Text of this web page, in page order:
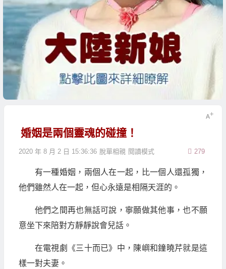
婚姻是兩個靈魂的碰撞！
2020 年 8 月 2 日 15:36:36 脫單相親 279
閱讀模式
有一種婚姻，兩個人在一起，比一個人還孤獨，
他們雖然人在一起，但心永遠是相隔天涯的。
他們之間再也無話可說，寧願做其他事，也不願
意坐下來陪對方靜靜說會兒話。
在電視劇《三十而已》中，陳嶼和鐘曉芹就是這
樣一對夫妻。